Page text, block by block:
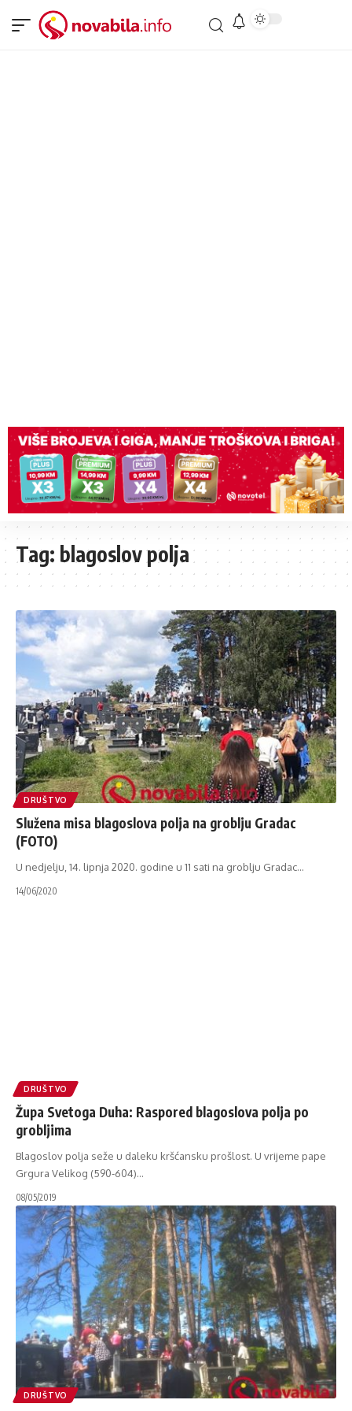
Tag: blagoslov polja
DRUŠTVO
Služena misa blagoslova polja na groblju Gradac
(FOTO)
U nedjelju, 14. lipnja 2020. godine u 11 sati na groblju Gradac…
14/06/2020
DRUŠTVO
Župa Svetoga Duha: Raspored blagoslova polja po
grobljima
Blagoslov polja seže u daleku kršćansku prošlost. U vrijeme pape
Grgura Velikog (590-604)…
08/05/2019
DRUŠTVO